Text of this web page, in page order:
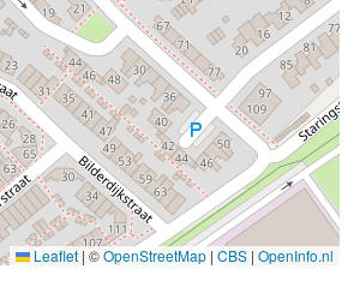
Leaflet | ©OpenStreetMap | CBS | OpenInfo.nl